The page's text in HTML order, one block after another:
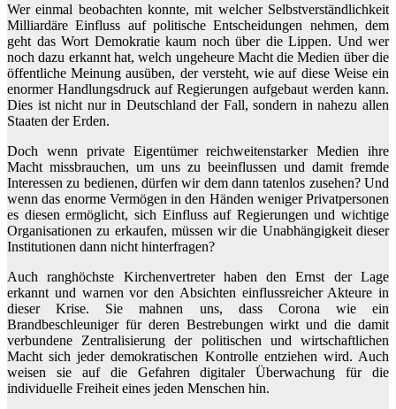
Wer einmal beobachten konnte, mit welcher Selbstverständlichkeit
Milliardäre Einfluss auf politische Entscheidungen nehmen, dem
geht das Wort Demokratie kaum noch über die Lippen. Und wer
noch dazu erkannt hat, welch ungeheure Macht die Medien über die
öffentliche Meinung ausüben, der versteht, wie auf diese Weise ein
enormer Handlungsdruck auf Regierungen aufgebaut werden kann.
Dies ist nicht nur in Deutschland der Fall, sondern in nahezu allen
Staaten der Erden.
Doch wenn private Eigentümer reichweitenstarker Medien ihre
Macht missbrauchen, um uns zu beeinflussen und damit fremde
Interessen zu bedienen, dürfen wir dem dann tatenlos zusehen? Und
wenn das enorme Vermögen in den Händen weniger Privatpersonen
es diesen ermöglicht, sich Einfluss auf Regierungen und wichtige
Organisationen zu erkaufen, müssen wir die Unabhängigkeit dieser
Institutionen dann nicht hinterfragen?
Auch ranghöchste Kirchenvertreter haben den Ernst der Lage
erkannt und warnen vor den Absichten einflussreicher Akteure in
dieser Krise. Sie mahnen uns, dass Corona wie ein
Brandbeschleuniger für deren Bestrebungen wirkt und die damit
verbundene Zentralisierung der politischen und wirtschaftlichen
Macht sich jeder demokratischen Kontrolle entziehen wird. Auch
weisen sie auf die Gefahren digitaler Überwachung für die
individuelle Freiheit eines jeden Menschen hin.